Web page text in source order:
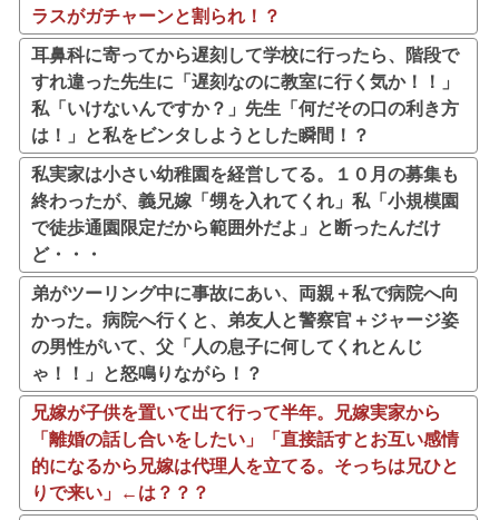
ラスがガチャーンと割られ！？
耳鼻科に寄ってから遅刻して学校に行ったら、階段で
すれ違った先生に「遅刻なのに教室に行く気か！！」
私「いけないんですか？」先生「何だその口の利き方
は！」と私をビンタしようとした瞬間！？
私実家は小さい幼稚園を経営してる。１０月の募集も
終わったが、義兄嫁「甥を入れてくれ」私「小規模園
で徒歩通園限定だから範囲外だよ」と断ったんだけ
ど・・・
弟がツーリング中に事故にあい、両親＋私で病院へ向
かった。病院へ行くと、弟友人と警察官＋ジャージ姿
の男性がいて、父「人の息子に何してくれとんじ
ゃ！！」と怒鳴りながら！？
兄嫁が子供を置いて出て行って半年。兄嫁実家から
「離婚の話し合いをしたい」「直接話すとお互い感情
的になるから兄嫁は代理人を立てる。そっちは兄ひと
りで来い」←は？？？